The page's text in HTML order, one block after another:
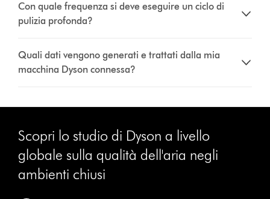
Con quale frequenza si deve eseguire un ciclo di
pulizia profonda?
Quali dati vengono generati e trattati dalla mia
macchina Dyson connessa?
Scopri lo studio di Dyson a livello
globale sulla qualità dell'aria negli
ambienti chiusi